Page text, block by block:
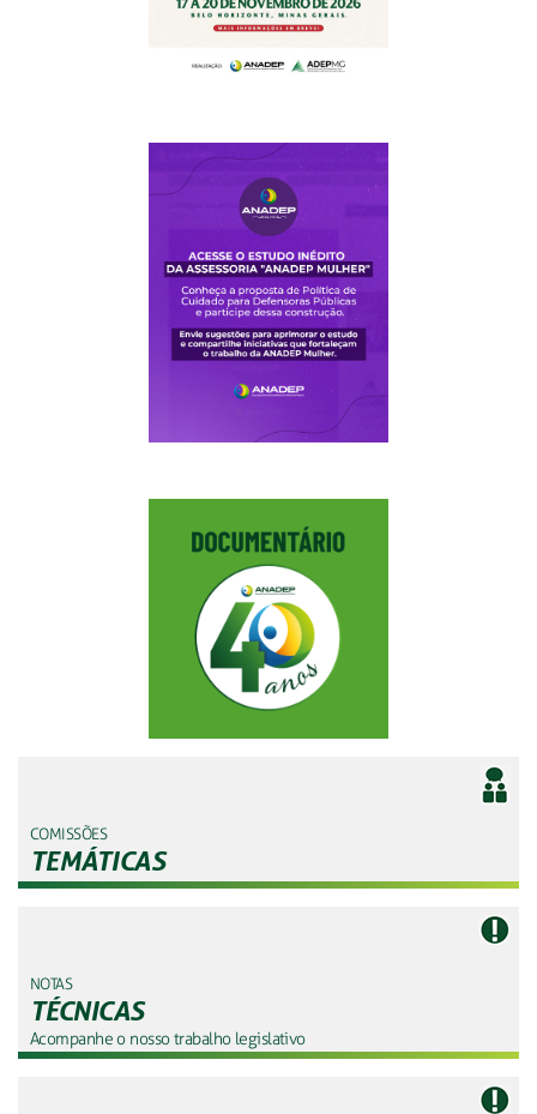
COMISSÕES
TEMÁTICAS
NOTAS
TÉCNICAS
Acompanhe o nosso trabalho legislativo